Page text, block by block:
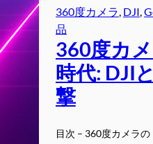
360度カメラ, DJI,
品
360度カ
時代: DJI
撃
目次 – 360度カメラ